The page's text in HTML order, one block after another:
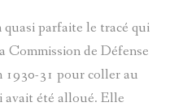
SAPIN
TÊTES
parfaite le tracé qui
Commission de Défense
1930-31 pour coller au
été alloué. Elle